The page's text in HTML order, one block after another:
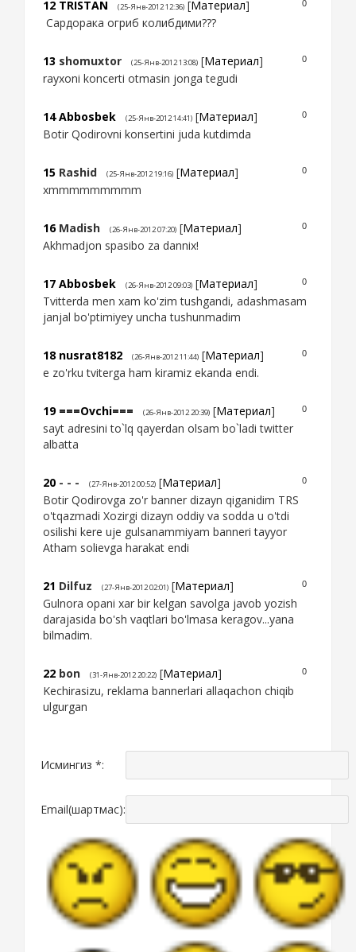
0
12 TRISTAN (25-Янв-2012 12:36) [Материал]
Cардорака огриб колибдими???
0
13 shomuxtor (25-Янв-2012 13:08) [Материал]
rayxoni koncerti otmasin jonga tegudi
0
14 Abbosbek (25-Янв-2012 14:41) [Материал]
Botir Qodirovni konsertini juda kutdimda
0
15 Rashid (25-Янв-2012 19:16) [Материал]
xmmmmmmmmm
0
16 Madish (26-Янв-2012 07:20) [Материал]
Akhmadjon spasibo za dannix!
0
17 Abbosbek (26-Янв-2012 09:03) [Материал]
Tvitterda men xam ko'zim tushgandi, adashmasam
janjal bo'ptimiyey uncha tushunmadim
0
18 nusrat8182 (26-Янв-2012 11:44) [Материал]
e zo'rku tviterga ham kiramiz ekanda endi.
0
19 ===Ovchi=== (26-Янв-2012 20:39) [Материал]
sayt adresini to`lq qayerdan olsam bo`ladi twitter
albatta
0
20 - - - (27-Янв-2012 00:52) [Материал]
Botir Qodirovga zo'r banner dizayn qiganidim TRS
o'tqazmadi Xozirgi dizayn oddiy va sodda u o'tdi
osilishi kere uje gulsanammiyam banneri tayyor
Atham solievga harakat endi
0
21 Dilfuz (27-Янв-2012 02:01) [Материал]
Gulnora opani xar bir kelgan savolga javob yozish
darajasida bo'sh vaqtlari bo'lmasa keragov...yana
bilmadim.
0
22 bon (31-Янв-2012 20:22) [Материал]
Kechirasizu, reklama bannerlari allaqachon chiqib
ulgurgan
Исмингиз *:
Email(шартмас):